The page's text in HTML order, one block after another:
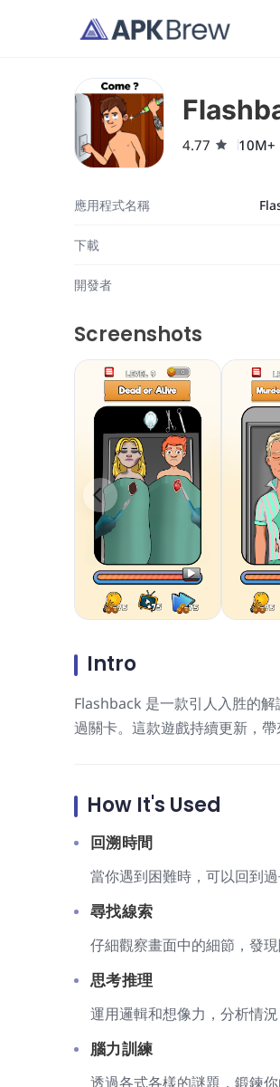
4.77 10M+
應用程式名稱
下載
開發者
Screenshots
Intro
Flashback 是一款引人入胜的
過關卡。這款遊戲持續更新，帶
How It's Used
回溯時間
當你遇到困難時，可以回到
尋找線索
仔細觀察畫面中的細節，發現
思考推理
運用邏輯和想像力，分析情況
腦力訓練
透過各式各樣的謎題，鍛鍊